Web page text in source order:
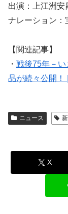
出演：上江洲安
ナレーション：
【関連記事】
・ 戦後75年－い
品が続々公開！
ニュース
X